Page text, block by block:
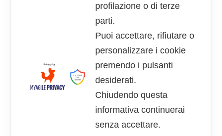
12 Ottobre 2023
Testimonianze – Furia Show al Mercato delle Pulci
del 1 Ottobre 2023 in piazza Lucio Dalla
profilazione o di terze
parti.
Puoi accettare, rifiutare o
personalizzare i cookie
premendo i pulsanti
desiderati.
Chiudendo questa
informativa continuerai
senza accettare.